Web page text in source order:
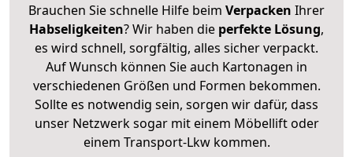
Brauchen Sie schnelle Hilfe beim Verpacken Ihrer
Habseligkeiten? Wir haben die perfekte Lösung,
es wird schnell, sorgfältig, alles sicher verpackt.
Auf Wunsch können Sie auch Kartonagen in
verschiedenen Größen und Formen bekommen.
Sollte es notwendig sein, sorgen wir dafür, dass
unser Netzwerk sogar mit einem Möbellift oder
einem Transport-Lkw kommen.